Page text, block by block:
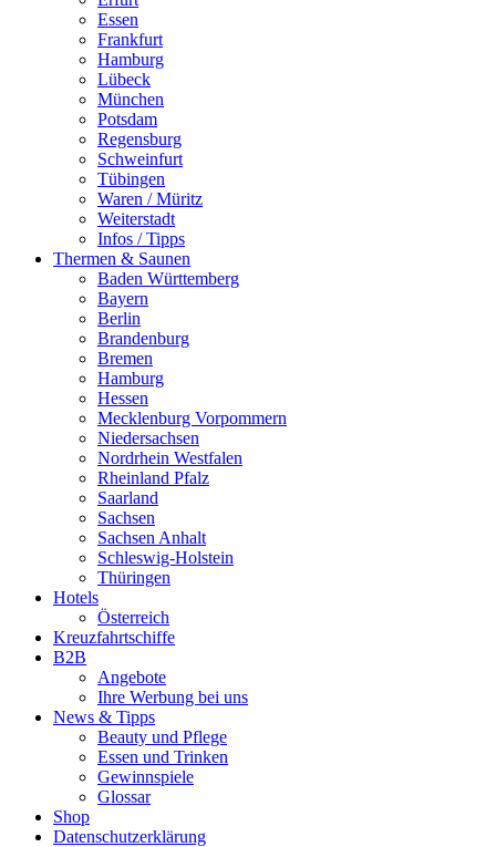
Essen
Frankfurt
Hamburg
Lübeck
München
Potsdam
Regensburg
Schweinfurt
Tübingen
Waren / Müritz
Weiterstadt
Infos / Tipps
Thermen & Saunen
Baden Württemberg
Bayern
Berlin
Brandenburg
Bremen
Hamburg
Hessen
Mecklenburg Vorpommern
Niedersachsen
Nordrhein Westfalen
Rheinland Pfalz
Saarland
Sachsen
Sachsen Anhalt
Schleswig-Holstein
Thüringen
Hotels
Österreich
Kreuzfahrtschiffe
B2B
Angebote
Ihre Werbung bei uns
News & Tipps
Beauty und Pflege
Essen und Trinken
Gewinnspiele
Glossar
Shop
Datenschutzerklärung